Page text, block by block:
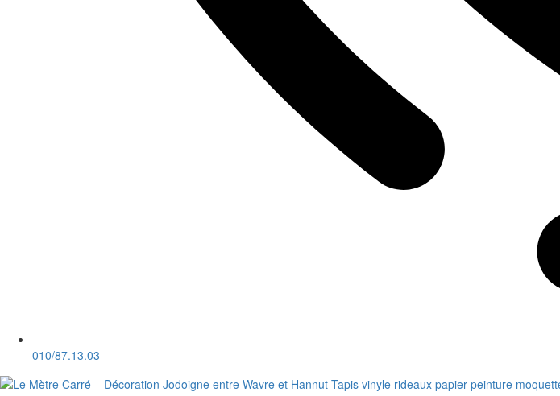
010/87.13.03